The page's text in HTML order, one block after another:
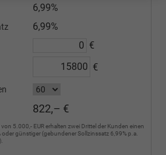
6,99%
6,99%
€
€
822,– €
5.000,- EUR erhalten zwei Drittel der Kunden einen
günstiger (gebundener Sollzinssatz 6,99% p.a.